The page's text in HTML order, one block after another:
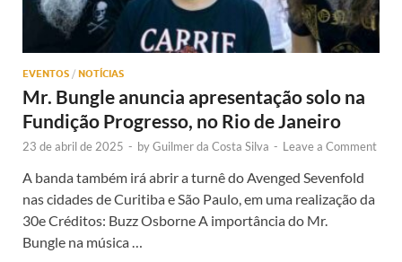
EVENTOS / NOTÍCIAS
Mr. Bungle anuncia apresentação solo na
Fundição Progresso, no Rio de Janeiro
23 de abril de 2025 - byGuilmer da Costa Silva - Leave a Comment
A banda também irá abrir a turnê do Avenged Sevenfold
nas cidades de Curitiba e São Paulo, em uma realização da
30e Créditos: Buzz Osborne A importância do Mr.
Bungle na música …